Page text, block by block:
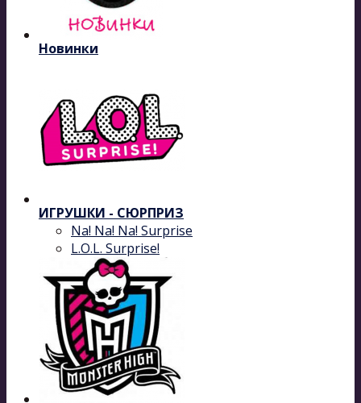
Новинки
ИГРУШКИ - СЮРПРИЗ
Na! Na! Na! Surprise
L.O.L. Surprise!